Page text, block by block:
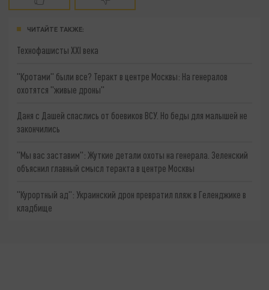
ЧИТАЙТЕ ТАКЖЕ:
Технофашисты XXI века
"Кротами" были все? Теракт в центре Москвы: На генералов
охотятся "живые дроны"
Даня с Дашей спаслись от боевиков ВСУ. Но беды для малышей не
закончились
"Мы вас заставим": Жуткие детали охоты на генерала. Зеленский
объяснил главный смысл теракта в центре Москвы
"Курортный ад": Украинский дрон превратил пляж в Геленджике в
кладбище